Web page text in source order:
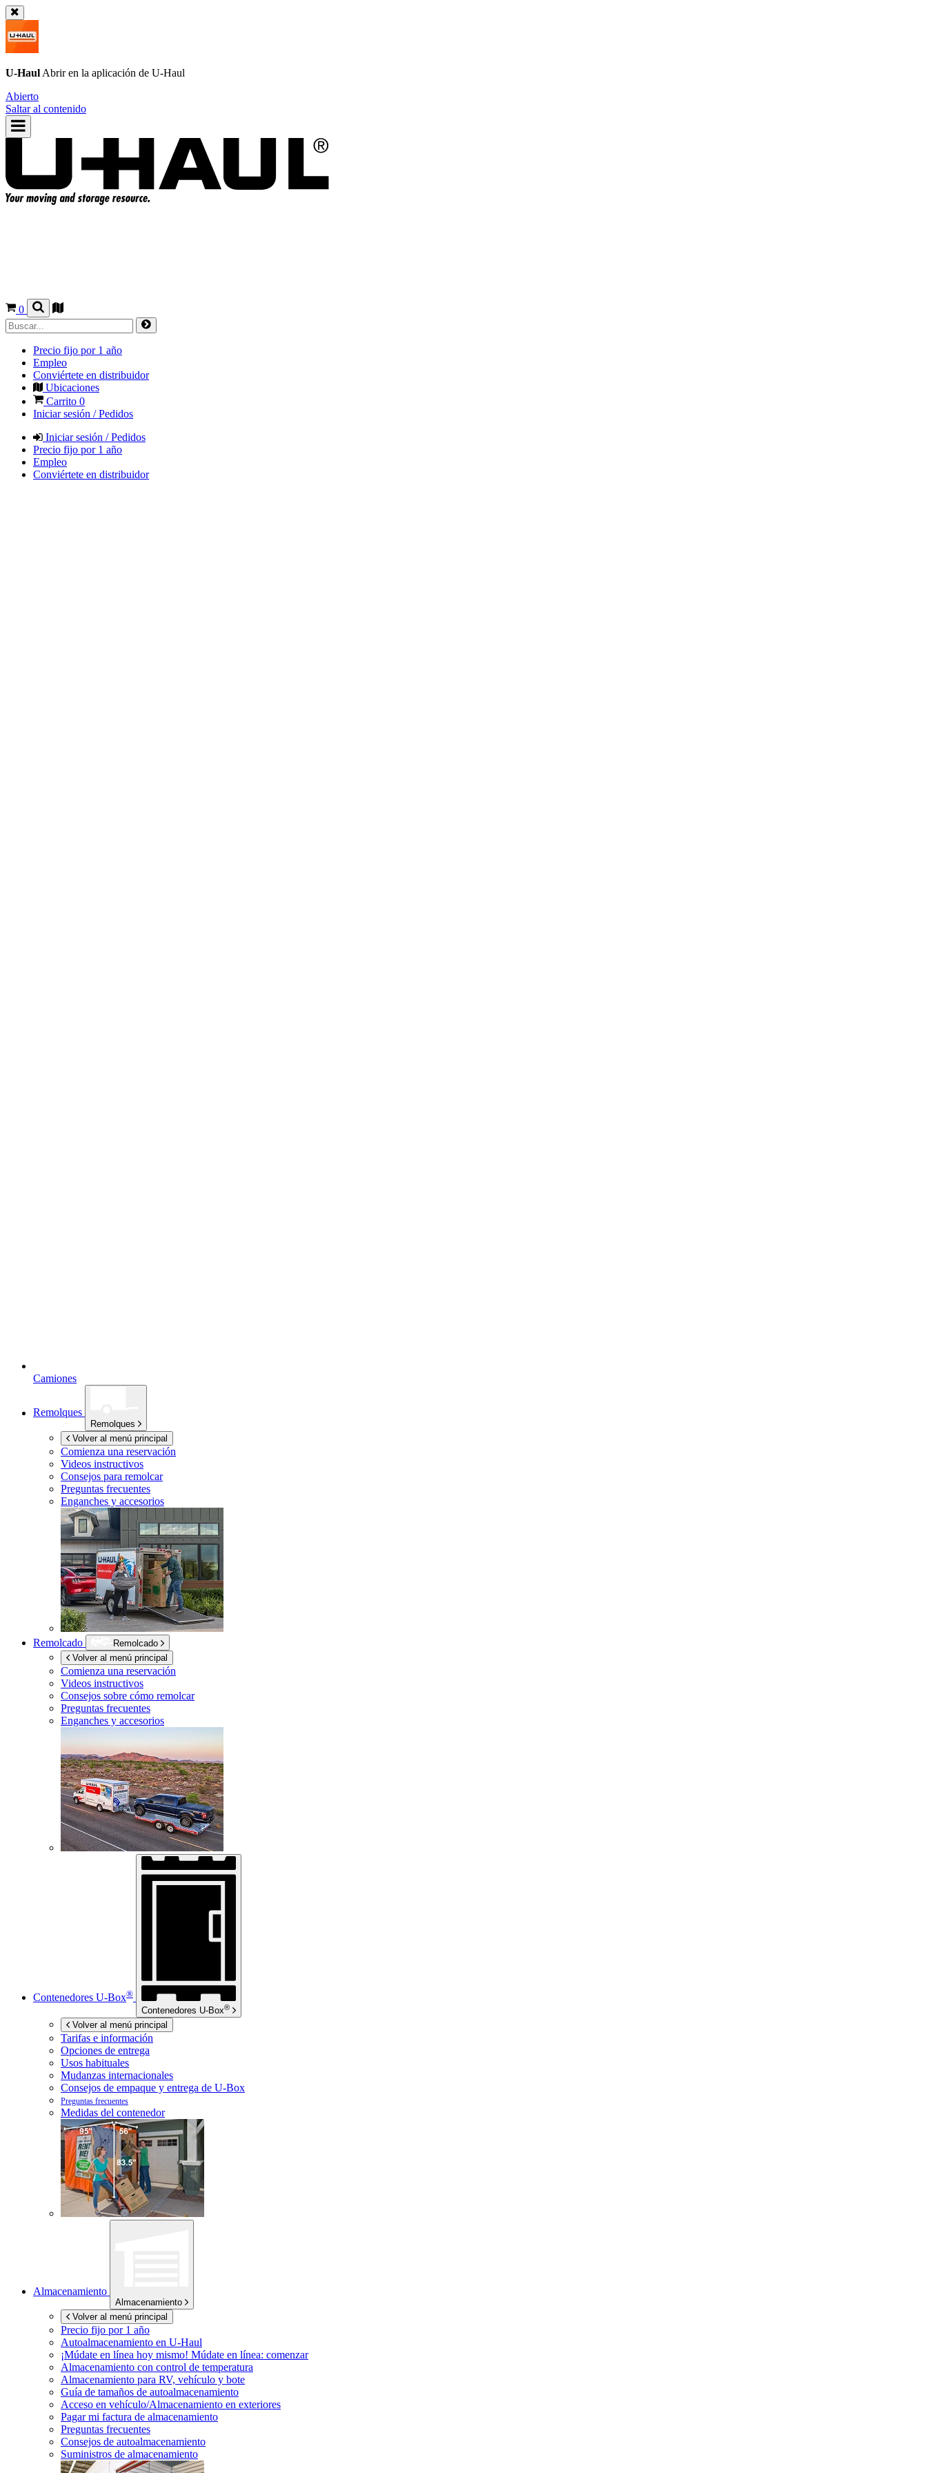
U-Haul Abrir en la aplicación de U-Haul
Abierto
Saltar al contenido
0
Precio fijo por 1 año
Empleo
Conviértete en distribuidor
Ubicaciones
Carrito 0
Iniciar sesión / Pedidos
Iniciar sesión / Pedidos
Precio fijo por 1 año
Empleo
Conviértete en distribuidor
Camiones
Remolques
Remolques
Volver al menú principal
Comienza una reservación
Videos instructivos
Consejos para remolcar
Preguntas frecuentes
Enganches y accesorios
Remolcado
Remolcado
Volver al menú principal
Comienza una reservación
Videos instructivos
Consejos sobre cómo remolcar
Preguntas frecuentes
Enganches y accesorios
Contenedores U-Box®
Contenedores U-Box®
Volver al menú principal
Tarifas e información
Opciones de entrega
Usos habituales
Mudanzas internacionales
Consejos de empaque y entrega de U-Box
Preguntas frecuentes
Medidas del contenedor
Almacenamiento
Almacenamiento
Volver al menú principal
Precio fijo por 1 año
Autoalmacenamiento en U-Haul
¡Múdate en línea hoy mismo! Múdate en línea: comenzar
Almacenamiento con control de temperatura
Almacenamiento para RV, vehículo y bote
Guía de tamaños de autoalmacenamiento
Acceso en vehículo/Almacenamiento en exteriores
Pagar mi factura de almacenamiento
Preguntas frecuentes
Consejos de autoalmacenamiento
Suministros de almacenamiento